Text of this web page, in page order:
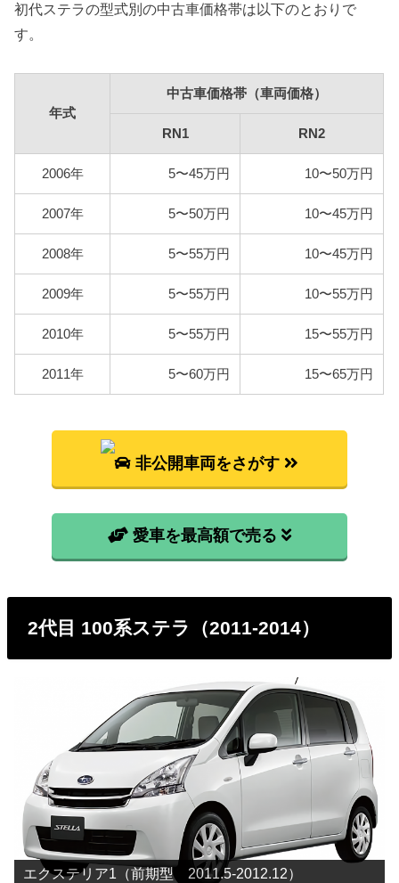
自賠責
年間10,000km走行、レギュラー1Lあたり130円を前
提条件として、基本情報で説明した型式ごとの使用
燃料と想定実燃費をもとに燃料代を算出していま
す。
型式 燃料代
初代ステラの型式別の中古車価格帯は以下のとおりで
す。
年式
中古車価格帯（車両価格）
RN1 RN2
2006年 5〜45万円 10〜50万円
2007年 5〜50万円 10〜45万円
2008年 5〜55万円 10〜45万円
2009年 5〜55万円 10〜55万円
2010年 5〜55万円 15〜55万円
2011年 5〜60万円 15〜65万円
非公開車両をさがす
愛車を最高額で売る
2代目 100系ステラ（2011-2014）
エクステリア1（前期型 2011.5-2012.12）